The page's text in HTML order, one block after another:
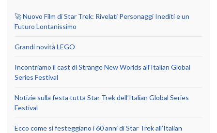
🚀 Nuovo Film di Star Trek: Rivelati Personaggi Inediti e un
Futuro Lontanissimo
Grandi novità LEGO
Incontriamo il cast di Strange New Worlds all’Italian Global
Series Festival
Notizie sulla festa tutta Star Trek dell’Italian Global Series
Festival
Ecco come si festeggiano i 60 anni di Star Trek all’Italian